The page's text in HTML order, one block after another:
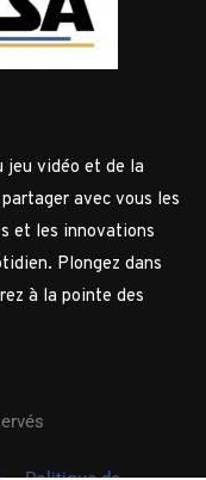
jeu vidéo et de la
avec vous les
et les innovations
Plongez dans
à la pointe des